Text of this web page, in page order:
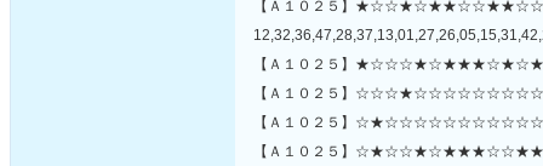
【Ａ１０２５】
【Ａ１０２５】
【Ａ１０２５】
【Ａ１０２５】
【Ａ１０２５】